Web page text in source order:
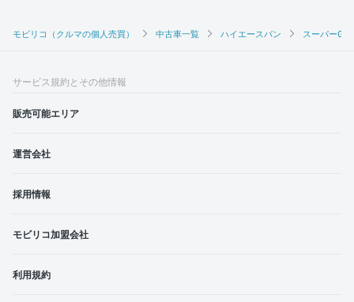
モビリコ（クルマの個人売買） 中古車一覧 ハイエースバン スーパーGL
サービス規約とその他情報
販売可能エリア
運営会社
採用情報
モビリコ加盟会社
利用規約